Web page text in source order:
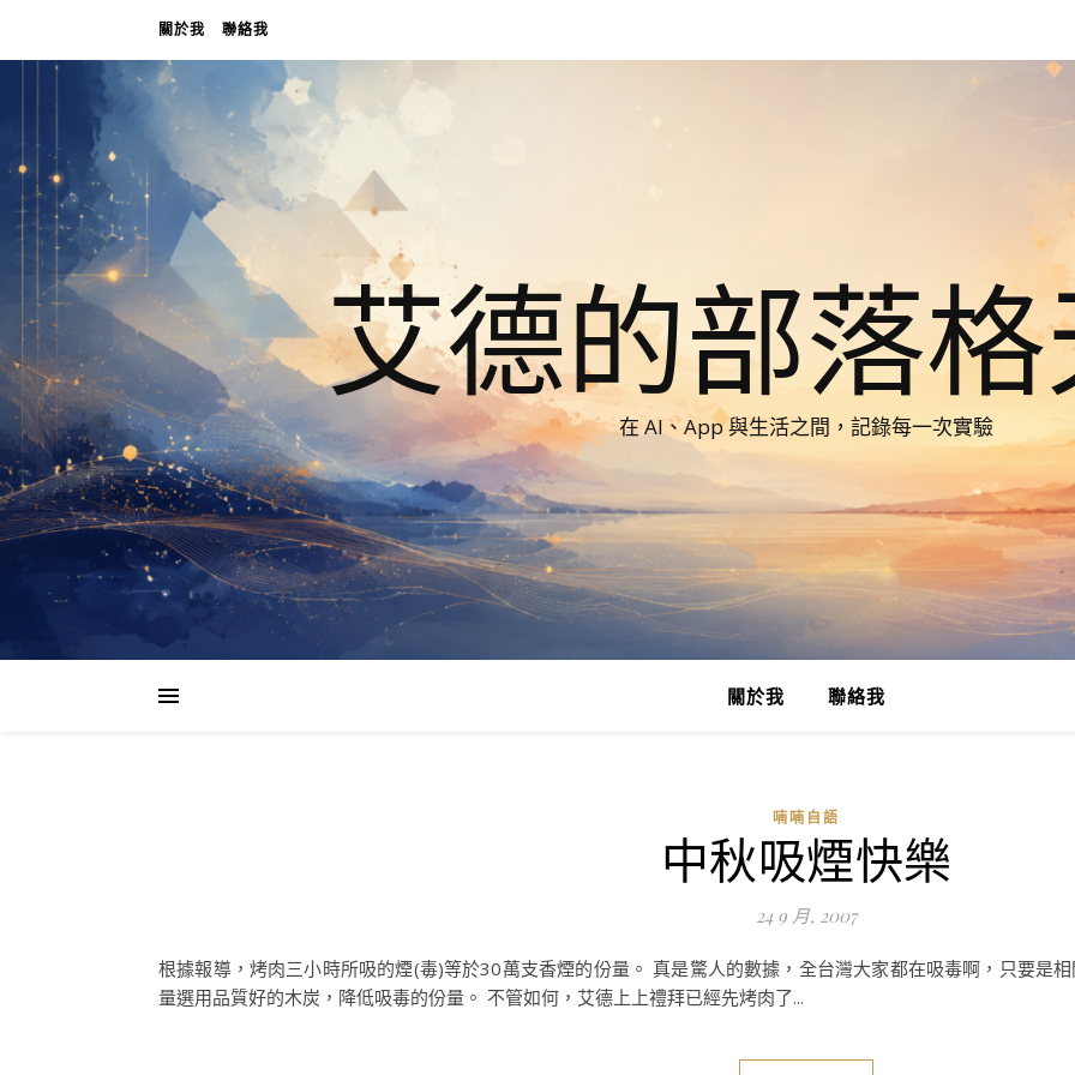
關於我 聯絡我
艾德的部落
在 AI、App 與生活之間，記錄每一次實驗
關於我 聯絡我
喃喃自語
中秋吸煙快樂
24 9 月, 2007
根據報導，烤肉三小時所吸的煙(毒)等於30萬支香煙的份量。 真是驚人的數據，全台灣大家都在吸毒啊，只要是
量選用品質好的木炭，降低吸毒的份量。 不管如何，艾德上上禮拜已經先烤肉了...